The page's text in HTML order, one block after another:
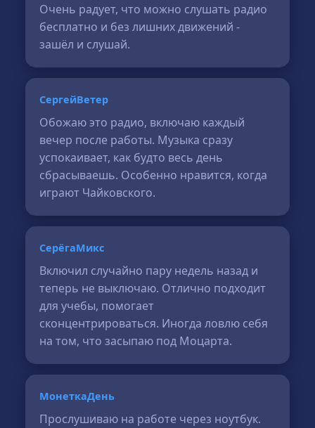
Очень радует, что можно слушать радио
бесплатно и без лишних движений -
зашёл и слушай.
СергейВетер
Обожаю это радио, включаю каждый
вечер после работы. Музыка сразу
успокаивает, как будто весь день
сбрасываешь. Особенно нравится, когда
играют Чайковского.
СерёгаМикс
Включил случайно пару недель назад и
теперь не выключаю. Отлично подходит
для учебы, помогает
сконцентрироваться. Иногда ловлю себя
на том, что засыпаю под Моцарта.
МонеткаДень
Прослушиваю на работе через ноутбук.